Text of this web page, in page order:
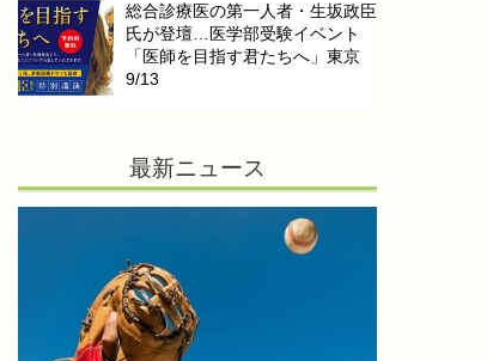
総合診療医の第一人者・生坂政臣
氏が登壇…医学部受験イベント
「医師を目指す君たちへ」東京
9/13
最新ニュース